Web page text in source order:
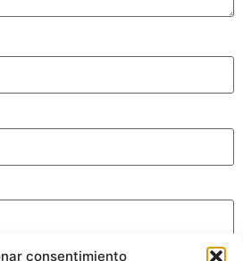
consentimiento